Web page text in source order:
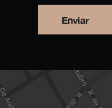
Enviar